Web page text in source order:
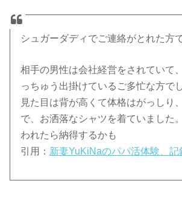
シュガーダディでご連絡がとれた方で
相手の男性は会社経営をされていて
っちゅう出掛けているご多忙な方でし
見た目は背が高くて体格はがっしり
で、お洒落なシャツを着ていました
われたら納得するかも
引用： 新妻YuKiNaのパパ活体験、記